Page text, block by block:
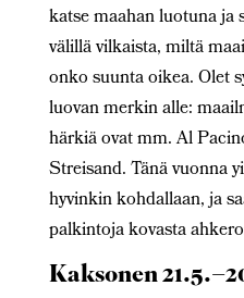
katse maahan luotuna ja
välillä vilkaista, miltä
onko suunta oikea. Olet
luovan merkin alle:
härkiä ovat mm. Al
Streisand. Tänä vuonna
hyvinkin kohdallaan, ja
palkintoja kovasta
Kaksonen